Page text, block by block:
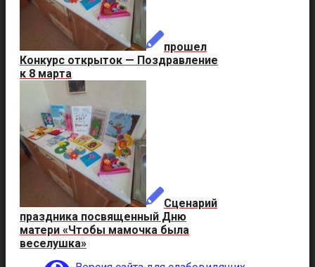
прошел
Конкурс открыток — Поздравление
к 8 марта
Сценарий
праздника посвященный Дню
матери «Чтобы мамочка была
веселушка»